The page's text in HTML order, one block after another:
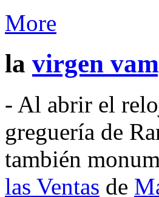
More
la virgen
- Al abrir el
greguería de
también
las Ventas de